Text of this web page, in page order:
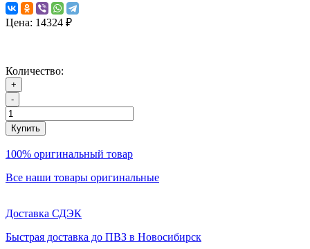
Цена: 14324 ₽
Количество:
+
-
Купить
100% оригинальный товар
Все наши товары оригинальные
Доставка СДЭК
Быстрая доставка до ПВЗ в Новосибирск